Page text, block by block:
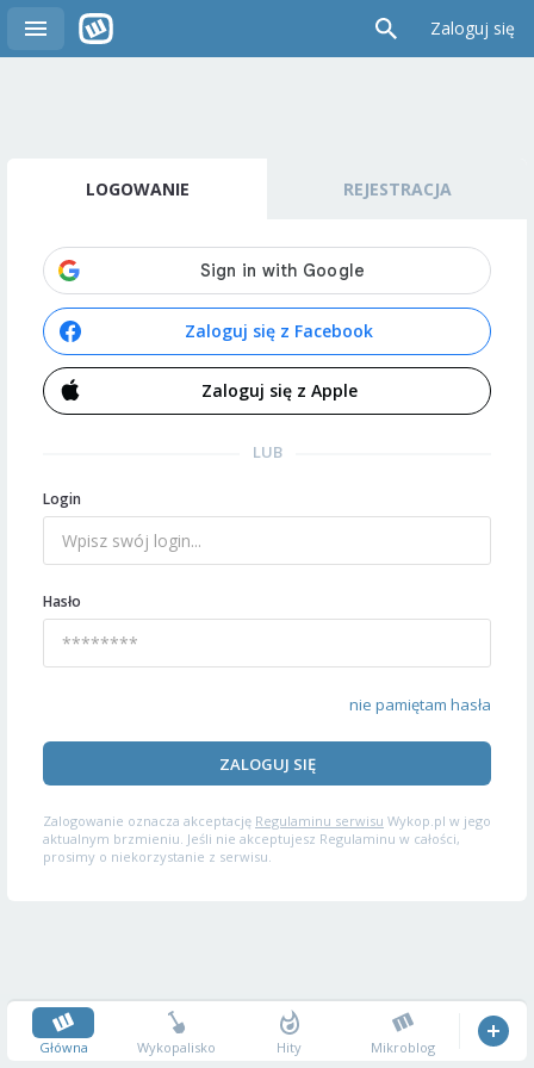
Zaloguj się
LOGOWANIE REJESTRACJA
Zaloguj się z Facebook
Zaloguj się z Apple
LUB
Login
Hasło
nie pamiętam hasła
ZALOGUJ SIĘ
Zalogowanie oznacza akceptację Regulaminu serwisu Wykop.pl w jego
aktualnym brzmieniu. Jeśli nie akceptujesz Regulaminu w całości,
prosimy o niekorzystanie z serwisu.
Główna Wykopalisko Hity Mikroblog